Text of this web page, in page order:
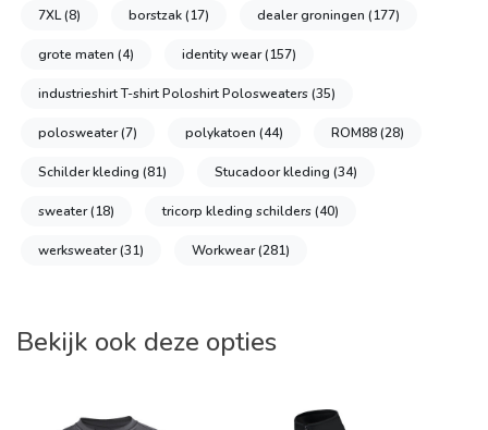
7XL(8) borstzak(17) dealer groningen (177)
grote maten (4) identity wear(157)
industrieshirt T-shirt Poloshirt Polosweaters(35)
polosweater(7) polykatoen (44) ROM88(28)
Schilder kleding (81) Stucadoor kleding (34)
sweater(18) tricorp kleding schilders(40)
werksweater(31) Workwear(281)
Bekijk ook deze opties